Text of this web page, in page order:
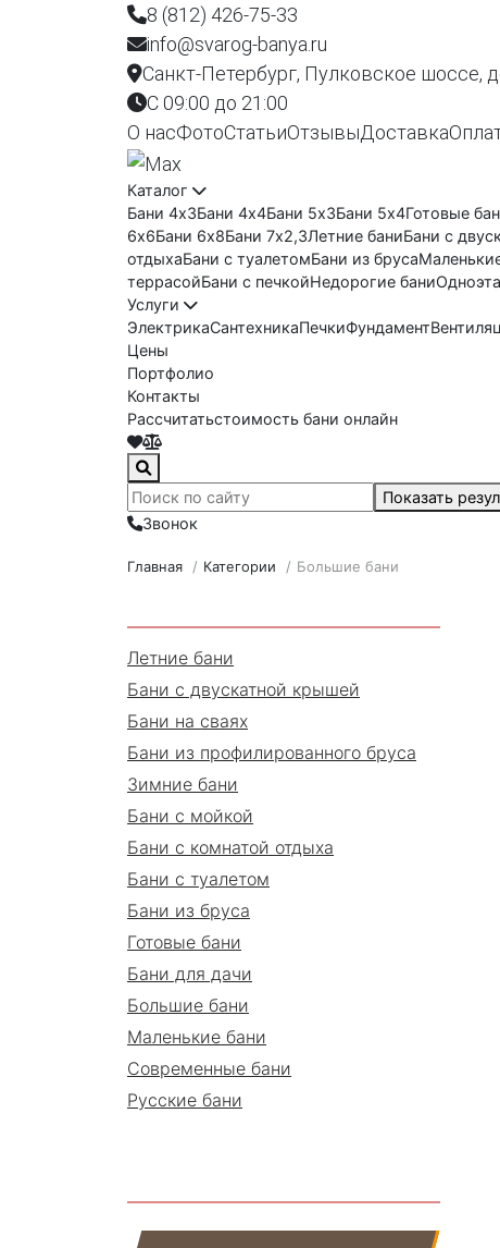
8 (812) 426-75-33
info@svarog-banya.ru
Санкт-Петербург, Пулковское шоссе,
C 09:00 до 21:00
О насФотоСтатьиОтзывыДоставка
Каталог
Бани 4х3Бани 4х4Бани 5х3Бани 5х4Готовые
6х6Бани 6х8Бани 7х2,3Летние баниБани с
отдыхаБани с туалетомБани из бруса
террасойБани с печкойНедорогие бани
Услуги
ЭлектрикаСантехникаПечкиФундамент
Цены
Портфолио
Контакты
Рассчитатьстоимость бани онлайн
Показать
Звонок
Главная / Категории / Большие бани
Летние бани
Бани с двускатной крышей
Бани на сваях
Бани из профилированного бруса
Зимние бани
Бани с мойкой
Бани с комнатой отдыха
Бани с туалетом
Бани из бруса
Готовые бани
Бани для дачи
Большие бани
Маленькие бани
Современные бани
Русские бани